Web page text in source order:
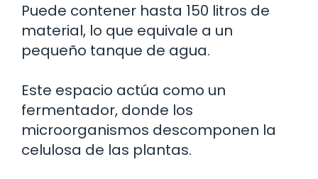
Puede contener hasta 150 litros de
material, lo que equivale a un
pequeño tanque de agua.
Este espacio actúa como un
fermentador, donde los
microorganismos descomponen la
celulosa de las plantas.